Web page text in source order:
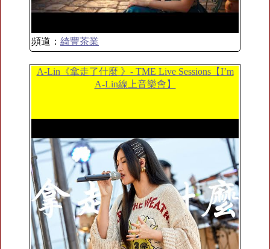
頻道： 綺豐茶業
A-Lin《拿走了什麼 》- TME Live Sessions【I’m
A-Lin線上音樂會】